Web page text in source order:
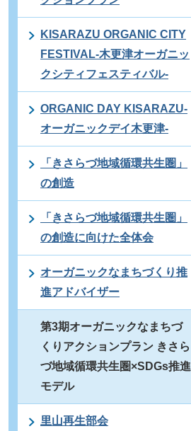
KISARAZU ORGANIC CITY
FESTIVAL-木更津オーガニッ
クシティフェスティバル-
ORGANIC DAY KISARAZU-
オーガニックデイ木更津-
「きさらづ地域循環共生圏」
の創造
「きさらづ地域循環共生圏」
の創造に向けた全体会
オーガニックなまちづくり推
進アドバイザー
第3期オーガニックなまちづ
くりアクションプラン きさら
づ地域循環共生圏×SDGs推進
モデル
里山再生部会